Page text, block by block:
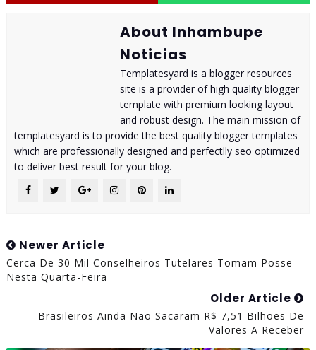
About Inhambupe
Noticias
Templatesyard is a blogger resources
site is a provider of high quality blogger
template with premium looking layout
and robust design. The main mission of
templatesyard is to provide the best quality blogger templates
which are professionally designed and perfectlly seo optimized
to deliver best result for your blog.
Newer Article
Cerca De 30 Mil Conselheiros Tutelares Tomam Posse
Nesta Quarta-Feira
Older Article
Brasileiros Ainda Não Sacaram R$ 7,51 Bilhões De
Valores A Receber